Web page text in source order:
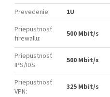
Prevedenie:
1U
Priepustnosť
firewallu: 500 Mbit/s
Priepustnosť
IPS/IDS: 500 Mbit/s
Priepustnosť
VPN: 325 Mbit/s